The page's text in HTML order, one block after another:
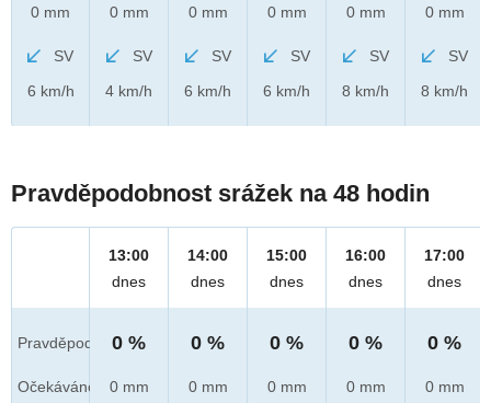
0 mm
SV
6 km/h
0 mm
SV
4 km/h
0 mm
SV
6 km/h
0 mm
SV
6 km/h
0 mm
SV
8 km/h
0 mm
SV
8 km/h
Pravděpodobnost srážek na 48 hodin
Pravděpod.
Očekáváno
13:00
dnes
0 %
0 mm
14:00
dnes
0 %
0 mm
15:00
dnes
0 %
0 mm
16:00
dnes
0 %
0 mm
17:00
dnes
0 %
0 mm